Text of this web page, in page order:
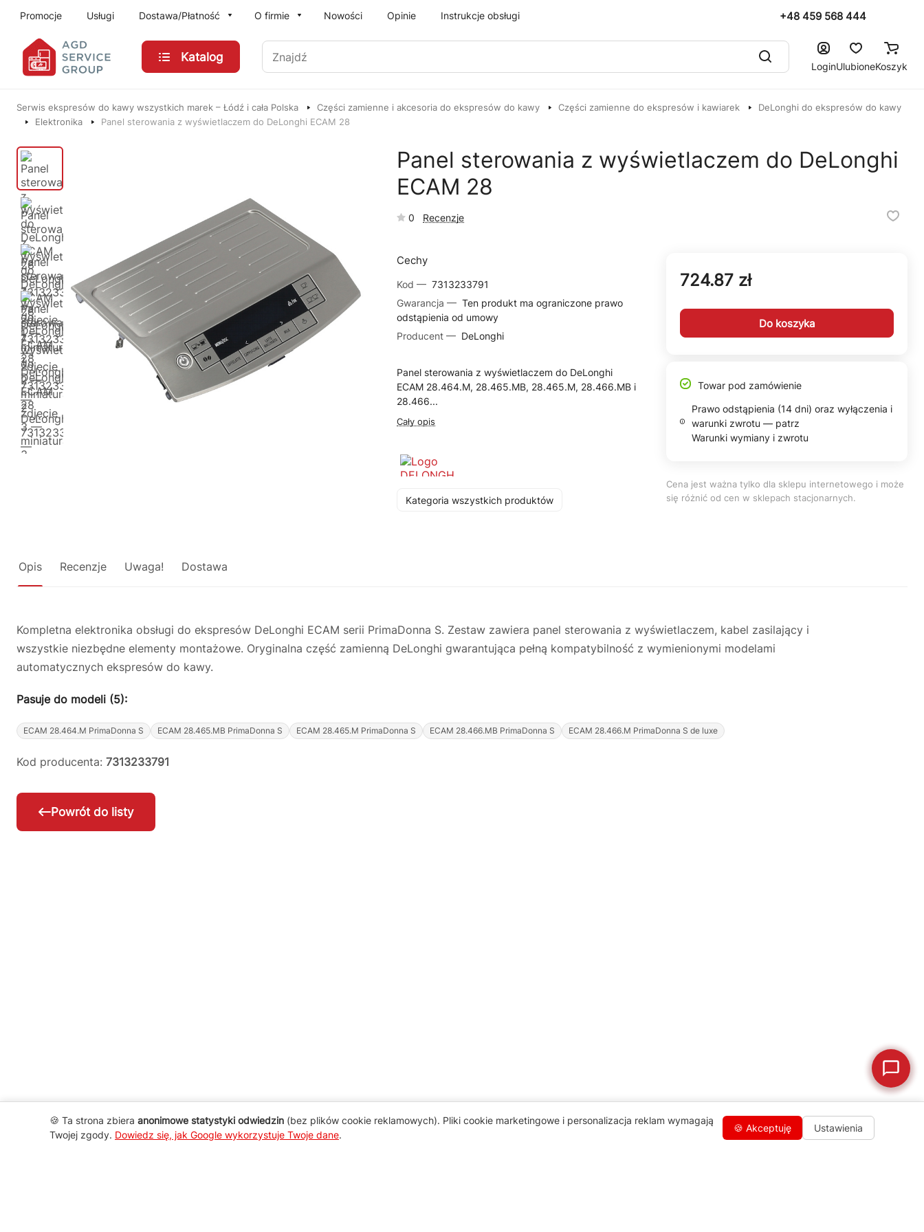
Promocje Usługi Dostawa/Płatność O firmie Nowości Opinie Instrukcje obsługi +48 459 568 444
Katalog
Znajdź
LoginUlubioneKoszyk
Serwis ekspresów do kawy wszystkich marek – Łódź i cała Polska Części zamienne i akcesoria do ekspresów do kawy Części zamienne do ekspresów i kawiarek
DeLonghi do ekspresów do kawy
Elektronika
Panel sterowania z wyświetlaczem do DeLonghi ECAM 28
Panel sterowania z wyświetlaczem do DeLonghi
ECAM 28
0 Recenzje
Cechy
Kod — 7313233791
Gwarancja — Ten produkt ma ograniczone prawo
odstąpienia od umowy
Producent — DeLonghi
Panel sterowania z wyświetlaczem do DeLonghi
ECAM 28.464.M, 28.465.MB, 28.465.M, 28.466.MB i
28.466...
Cały opis
Kategoria wszystkich produktów
724.87 zł
Do koszyka
Towar pod zamówienie
Prawo odstąpienia (14 dni) oraz wyłączenia i
warunki zwrotu — patrz
Warunki wymiany i zwrotu
Cena jest ważna tylko dla sklepu internetowego i może
się różnić od cen w sklepach stacjonarnych.
Opis Recenzje Uwaga! Dostawa
Kompletna elektronika obsługi do ekspresów DeLonghi ECAM serii PrimaDonna S. Zestaw zawiera panel sterowania z wyświetlaczem, kabel zasilający i
wszystkie niezbędne elementy montażowe. Oryginalna część zamienną DeLonghi gwarantująca pełną kompatybilność z wymienionymi modelami
automatycznych ekspresów do kawy.
Pasuje do modeli (5):
ECAM 28.464.M PrimaDonna S ECAM 28.465.MB PrimaDonna S ECAM 28.465.M PrimaDonna S ECAM 28.466.MB PrimaDonna S ECAM 28.466.M PrimaDonna S de luxe
Kod producenta: 7313233791
Powrót do listy
🍪 Ta strona zbiera anonimowe statystyki odwiedzin (bez plików cookie reklamowych). Pliki cookie marketingowe i personalizacja reklam wymagają
Twojej zgody. Dowiedz się, jak Google wykorzystuje Twoje dane.
🍪 Akceptuję Ustawienia
Justyna — konsultant AI
AGD Group • eksperci od ekspresów